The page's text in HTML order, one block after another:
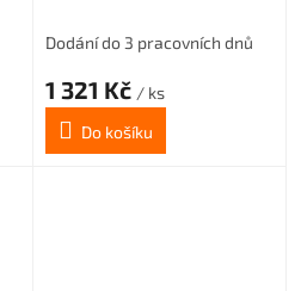
M20x1,5 /0300/
Dodání do 3 pracovních dnů
1 321 Kč / ks
Do košíku